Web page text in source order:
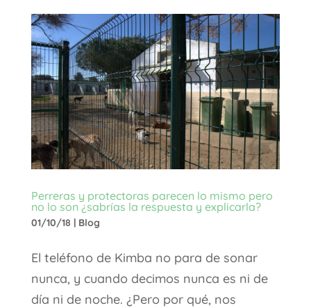
Perreras y protectoras parecen lo mismo pero
no lo son ¿sabrías la respuesta y explicarla?
01/10/18 | Blog
El teléfono de Kimba no para de sonar
nunca, y cuando decimos nunca es ni de
día ni de noche. ¿Pero por qué, nos